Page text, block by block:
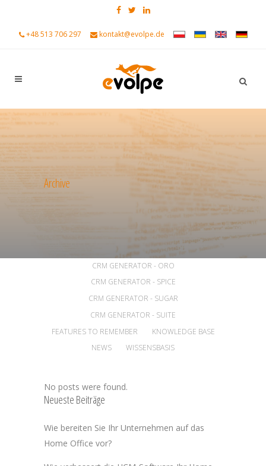
+48 513 706 297 kontakt@evolpe.de
Archive
ANKÜNDIGUNGEN
CRM GENERATOR - ORO
CRM GENERATOR - SPICE
CRM GENERATOR - SUGAR
CRM GENERATOR - SUITE
FEATURES TO REMEMBER
KNOWLEDGE BASE
NEWS
WISSENSBASIS
No posts were found.
Neueste Beiträge
Wie bereiten Sie Ihr Unternehmen auf das
Home Office vor?